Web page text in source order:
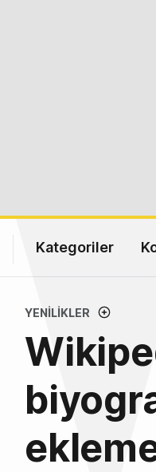
Kategoriler
YENILIKLER